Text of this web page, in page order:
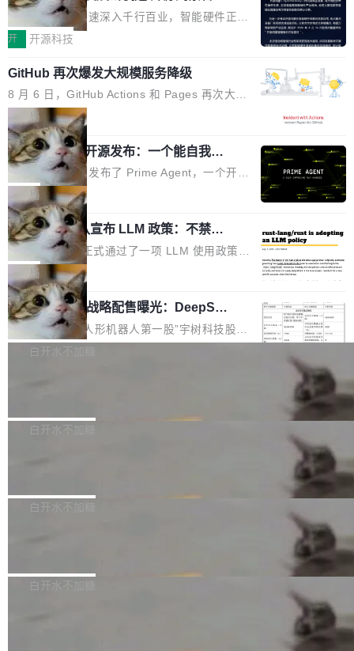
看起来最令人兴奋的论文，那它们大部分都是过
度宣传的。」 这才是真正的痛点。不是所有论文
都有问题，是最吸引眼球的那批论文最有问题。
他引用的帖子来自 Mathew Shen，一位 ICLR 2
026 的读者：「看了篇 ...
工作过。近日他在 X 上发了一条帖子，列出了他
认为现代 AI 领域最重要的三个开源项目。 第一
个名字毫无悬念：Flash Attention 2。 Hieu 的
理由很具体。FA 系列不需要解释，但 FA2 是他
认为最重要的一个——复杂度恰到好处，刚好能
驱动你去学 CuTe，但还没被那些"邪恶的" Hopp
er++ 优化所淹没，足够容易修改和适配。 更关
键的是 FA2 的持久性...
硬件开发者日杭州站即将举行
随着万物智联加速深入千行百业，智能硬件正从
单点设备迈向智能化、网联化、协同化发展。作
鸿蒙通过统一技术底座和分布式能力，为不同类
型智能设备的开发、连接与互联提供关键支撑，
也为产业链企业探索产品创新与商业增长打开新
的空间。 8月14日，开源鸿蒙智能硬件开发者日
（OHDD：OpenHarmony Hardware Develope
r Day）将在杭州启航。活动面向智能硬件产业
链企业和开发者，邀请行业专家与资深技术顾
问，围绕开源鸿蒙技术能力、设备适配、芯片适
配、功耗与稳定性调优、兼容性测评及统一互联
等内容展开系统讲解和实战交流，帮助企业进一
步了解开源鸿蒙在智能...
开 开源科技
GitHub 再次爆发大规模服务降级
8 月 6 日，GitHub Actions 和 Pages 再次大规
模服务降级，Actions 完全不可用超过 5 小时，
webhook 停发，连自托管 runner 也因调度层故
障无法工作。Pages、Copilot code review、C
opilot coding agent 全部受影响。从检测到完全
恢复，大约 12 小时。 这是 2026 年 8 月的第六
起事故，其中四起与 AI/Copilot 服务相关。 Git
Hub 员工 kdaigle 在 HN 讨论中贴出了一组数
据：2025 年全年 10 亿次 commit。现在，每周
2.75 亿次，全年预计 140 亿次。GitHub...
局
Prime Agent 开源发布：一个能自我改
进的编程 Agent，ARC-AGI 3 超越人类
专家基线
Prime Intellect 发布了 Prime Agent，一个开源
的编程 Agent Harness，核心设计围绕两个抽
象：Recursive Language Model（RLM）和 C
ontinual Harness。在 ARC-AGI 3 基准测试
上，Prime Agent + Opus 5 的组合达到了 95.
5% RHAE Best@1，超过了 ARC 报告的人类专
家基线 95.4%。 不是又一个 coding agent 包装
器 Prime Agent 的架构和市面上大多数 coding
agent 有本质区别。大多数 agent harness 的设
计是基于早期模型的能力—...
局
Rust 项目团队宣布 LLM 政策：不禁
止，但你要承认哪些代码不是你写的
Rust 语言项目正式通过了一项 LLM 使用政策，
覆盖 rust-lang/rust 单一仓库的代码贡献。这不
是项目级别的官方立场，目前由五个团队采纳，
但它可能是主流开源项目中关于 AI 辅助贡献最
细致的一份规则。 政策的核心只有一句话：LLM
可以用来分析、提炼、审阅、建议，但不能用来
不得生成涉及安全性的关键变更，除非作者本身
局
宇树科技 IPO 战略配售曝光：DeepSe
ek 获配 93.3 万股，锁定 36 个月
8月6日晚间，“人形机器人第一股”宇树科技股份
有限公司披露IPO发行价格及战略配售结果，杭
36个月。 公告显示，本次宇树科技战略配售对
员工参与设立的专项资产管理计划。其中，Dee
获配9...
白开水不加糖
Bug fixes and enhancements 修复多次传递同
一个回归问题，该问题导致拉取镜像时会拒绝包
题，该问题可能导致在旧版 Linux 内核...
白开水不加糖
e 孵化器项目管理委员会（IPMC）投票中获得
P）！这一里程碑不仅标志着 Fluss 迈入新的发
白开水不加糖
长期停止内容更新，未能实现其作为“AI版维基百
白开水不加糖